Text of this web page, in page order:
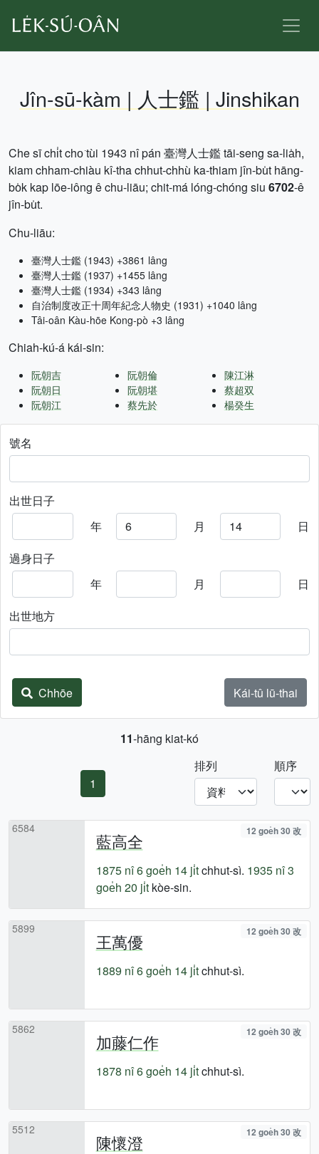
Jîn-sū-kàm | 人士鑑 | Jinshikan
Che sī chi̍t cho͘ tùi 1943 nî pán 臺灣人士鑑 tāi-seng sa-lia̍h,
kiam chham-chiàu kî-tha chhut-chhù ka-thiam jîn-bu̍t hāng-
bo̍k kap lōe-iông ê chu-liāu; chit-má lóng-chóng siu 6702-ê
jîn-bu̍t.
Chu-liāu:
臺灣人士鑑 (1943) +3861 lâng
臺灣人士鑑 (1937) +1455 lâng
臺灣人士鑑 (1934) +343 lâng
自治制度改正十周年紀念人物史 (1931) +1040 lâng
Tâi-oân Kàu-hōe Kong-pò +3 lâng
Chiah-kú-á kái-sin:
阮朝吉
阮朝日
阮朝江
阮朝倫
阮朝堪
蔡先於
陳江淋
蔡超双
楊癸生
號名
出世日子
年
月
日
過身日子
年
月
日
出世地方
Chhōe Kái-tû lū-thai
11-hāng kiat-kó
1
排列 順序
6584
藍高全 12 goe̍h 30 改
1875 nî6 goe̍h 14 ji̍tchhut-sì. 1935 nî3
goe̍h 20 ji̍tkòe-sin.
5899
王萬優 12 goe̍h 30 改
1889 nî6 goe̍h 14 ji̍tchhut-sì.
5862
加藤仁作 12 goe̍h 30 改
1878 nî6 goe̍h 14 ji̍tchhut-sì.
5512
陳懷澄 12 goe̍h 30 改